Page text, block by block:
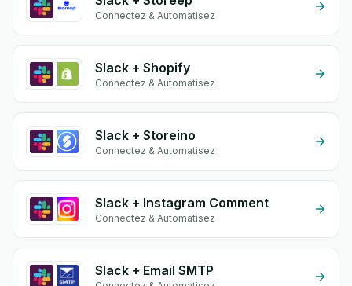
Connectez & Automatisez
Slack + Shopify
Connectez & Automatisez
Slack + Storeino
Connectez & Automatisez
Slack + Instagram Comment
Connectez & Automatisez
Slack + Email SMTP